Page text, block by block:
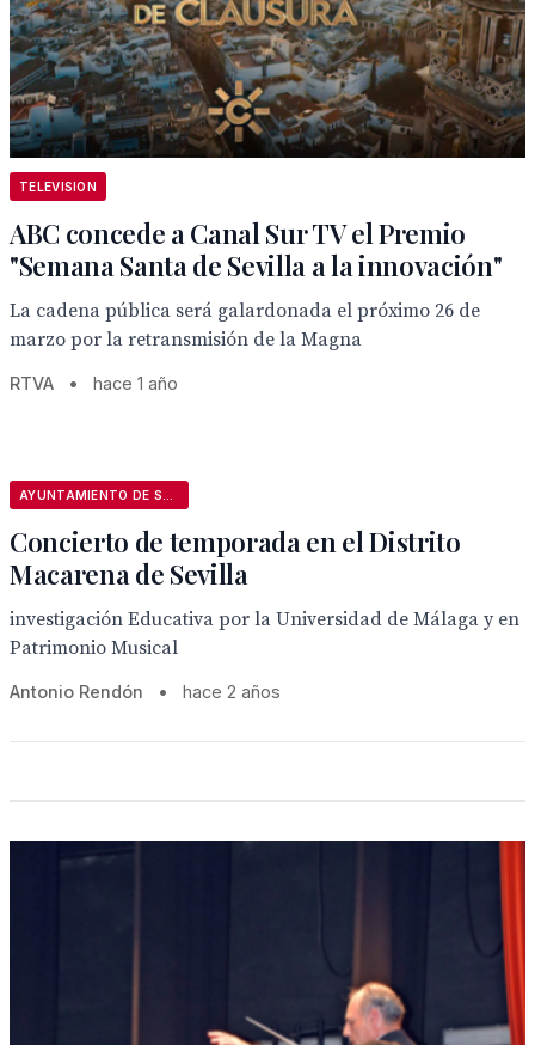
TELEVISION
ABC concede a Canal Sur TV el Premio
"Semana Santa de Sevilla a la innovación"
La cadena pública será galardonada el próximo 26 de
marzo por la retransmisión de la Magna
RTVA • hace 1 año
Concierto de temporada en el Distrito
Macarena de Sevilla
investigación Educativa por la Universidad de Málaga y en
Patrimonio Musical
Antonio Rendón • hace 2 años